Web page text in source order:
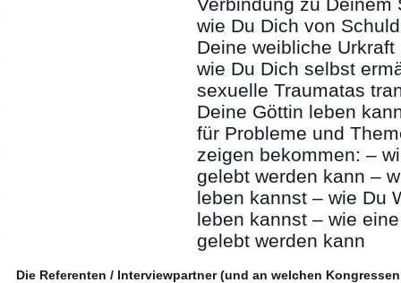
wie Du Dich von
Deine weibliche
wie Du Dich selbst
sexuelle Traumatas
Deine Göttin leben
für Probleme und
zeigen bekommen: –
gelebt werden kann –
leben kannst – wie Du
leben kannst – wie
gelebt werden kann
Die Referenten / Interviewpartner (und an welchen